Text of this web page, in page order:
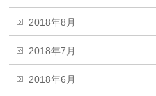
2018年8月
2018年7月
2018年6月